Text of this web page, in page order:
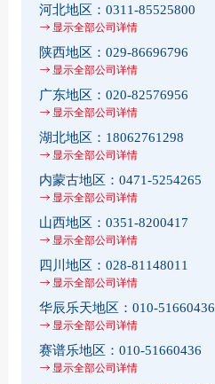
河北地区： 0311-85525800
显示全部公司详情
陕西地区： 029-86696796
显示全部公司详情
广东地区： 020-82576956
显示全部公司详情
湖北地区： 18062761298
显示全部公司详情
内蒙古地区： 0471-5254265
显示全部公司详情
山西地区： 0351-8200417
显示全部公司详情
四川地区： 028-81148011
显示全部公司详情
华辰乐天地区： 010-51660436
显示全部公司详情
赛谱乐地区： 010-51660436
显示全部公司详情